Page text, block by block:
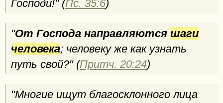
Господи!" (Пс. 35:6)
"От Господа направляются шаги
человека; человеку же как узнать
путь свой?" (Притч. 20:24)
"Многие ищут благосклонного лица